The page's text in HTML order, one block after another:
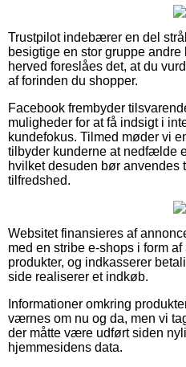
Trustpilot indebærer en del
besigtige en stor gruppe
herved foreslåes det, at du
af forinden du shopper.
Facebook frembyder
muligheder for at få indsigt i
kundefokus. Tilmed møder vi
tilbyder kunderne at nedfælde
hvilket desuden bør anvendes
tilfredshed.
Websitet finansieres af
med en stribe e-shops i form
produkter, og indkasserer
side realiserer et indkøb.
Informationer omkring
værnes om nu og da, men vi
der måtte være udført siden
hjemmesidens data.